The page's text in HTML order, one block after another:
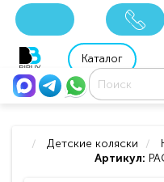
8 800 201 92 06
Каталог
Детские коляски
Артикул: